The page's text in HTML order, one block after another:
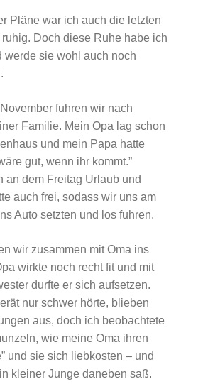
Pläne war ich auch die letzten
Doch diese Ruhe habe ich
werde sie wohl auch noch
fuhren wir nach
Familie. Mein Opa lag schon
und mein Papa hatte
gut, wenn ihr kommt.”
an dem Freitag Urlaub und
auch frei, sodass wir uns am
Auto setzten und los fuhren.
wir zusammen mit Oma ins
wirkte noch recht fit und mit
durfte er sich aufsetzen.
nur schwer hörte, blieben
aus, doch ich beobachtete
wie meine Oma ihren
und sie sich liebkosten – und
kleiner Junge daneben saß.